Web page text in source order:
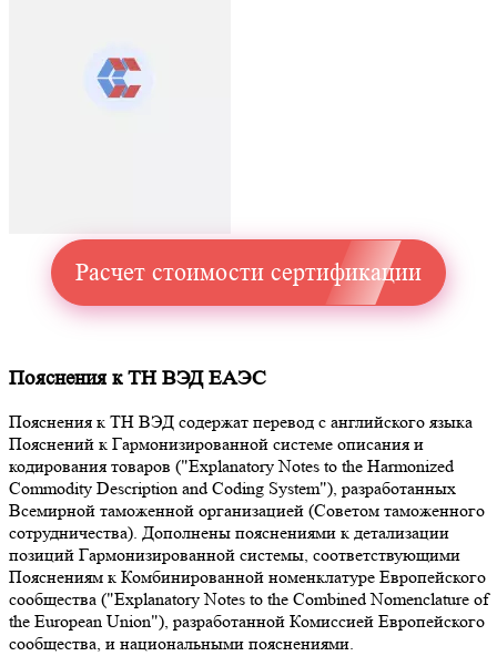
Расчет стоимости сертификации
Пояснения к ТН ВЭД ЕАЭС
Пояснения к ТН ВЭД содержат перевод с английского языка
Пояснений к Гармонизированной системе описания и
кодирования товаров ("Explanatory Notes to the Harmonized
Commodity Description and Coding System"), разработанных
Всемирной таможенной организацией (Советом таможенного
сотрудничества). Дополнены пояснениями к детализации
позиций Гармонизированной системы, соответствующими
Пояснениям к Комбинированной номенклатуре Европейского
сообщества ("Explanatory Notes to the Combined Nomenclature of
the European Union"), разработанной Комиссией Европейского
сообщества, и национальными пояснениями.